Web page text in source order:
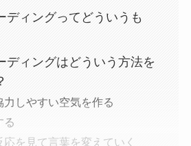
ディングってどういうも
ディングはどういう方法を
力しやすい空気を作る
る
応を見て言葉を変えていく